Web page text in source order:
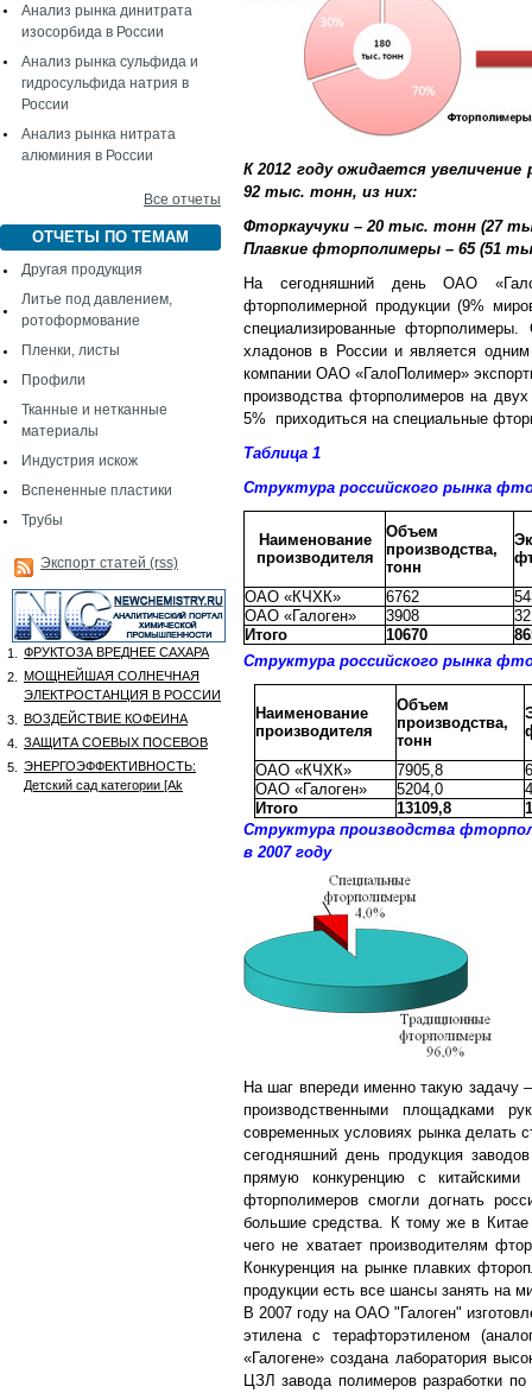
Анализ рынка динитрата
изосорбида в России
Анализ рынка сульфида и
гидросульфида натрия в
России
Анализ рынка нитрата
алюминия в России
Все отчеты
ОТЧЕТЫ ПО ТЕМАМ
Другая продукция
Литье под давлением,
ротоформование
Пленки, листы
Профили
Тканные и нетканные
материалы
Индустрия искож
Вспененные пластики
Трубы
Экспорт статей (rss)
1.
ФРУКТОЗА ВРЕДНЕЕ САХАРА
2.
МОЩНЕЙШАЯ СОЛНЕЧНАЯ
ЭЛЕКТРОСТАНЦИЯ В РОССИИ
3.
ВОЗДЕЙСТВИЕ КОФЕИНА
4.
ЗАЩИТА СОЕВЫХ ПОСЕВОВ
5.
ЭНЕРГОЭФФЕКТИВНОСТЬ:
Детский сад категории [Аk
К 2012 году ожидается
92 тыс. тонн, из них:
Фторкаучуки – 20 тыс. тонн (27
Плавкие фторполимеры – 65 (51
На сегодняшний день ОАО
фторполимерной продукции (9%
специализированные
хладонов в России и является
компании ОАО «ГалоПолимер»
производства фторполимеров на
5% приходиться на специальные
Таблица 1
Структура российского рынка
Наименование
производителя
Объем
производства,
тонн
ОАО «КЧХК» 6762
ОАО «Галоген»
3908
Итого
10670
Структура российского рынка
Наименование
производителя
Объем
производства,
тонн
ОАО «КЧХК» 7905,8
ОАО «Галоген»
5204,0
Итого
13109,8
Структура производства
в 2007 году
На шаг впереди именно такую задачу
производственными площадками
современных условиях рынка делать
сегодняшний день продукция
прямую конкуренцию с китайскими
фторполимеров смогли догнать
большие средства. К тому же в
чего не хватает производителям
Конкуренция на рынке плавких
продукции есть все шансы занять на
В 2007 году на ОАО "Галоген"
этилена с терафторэтиленом
«Галогене» создана лаборатория
ЦЗЛ завода полимеров разработки